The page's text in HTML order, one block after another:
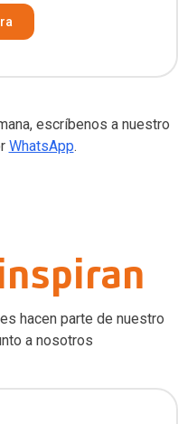
escríbenos a nuestro
WhatsApp.
hacen parte de nuestro
a nosotros